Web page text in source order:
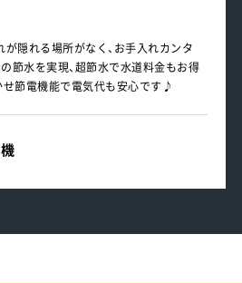
隠れる場所がなく、お手入れカンタ
節水を実現、超節水で水道料金もお得
せ節電機能で電気代も安心です♪